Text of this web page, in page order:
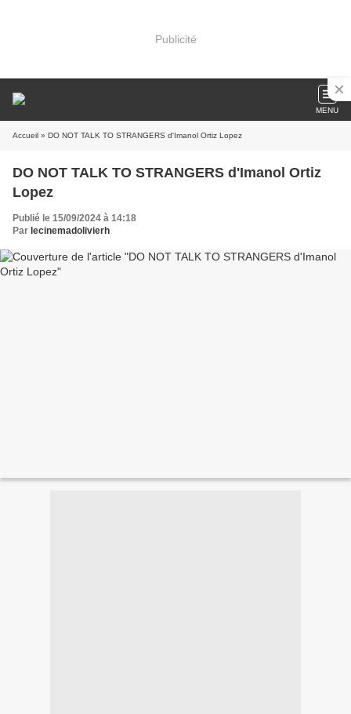
Publicité
MENU
Accueil » DO NOT TALK TO STRANGERS d'Imanol Ortiz Lopez
DO NOT TALK TO STRANGERS d'Imanol Ortiz
Lopez
Publié le 15/09/2024 à 14:18
Par lecinemadolivierh